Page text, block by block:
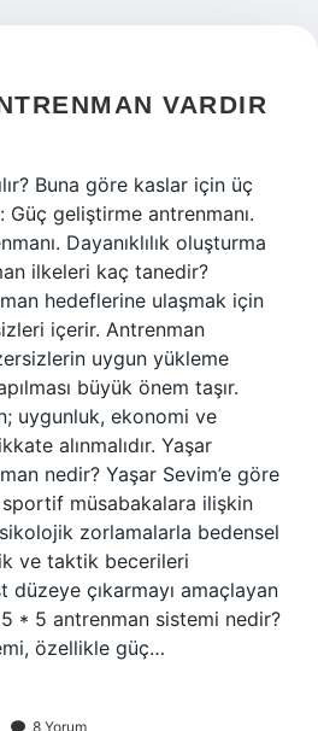
VARDIR
Buna göre kaslar için üç
Güç geliştirme antrenmanı.
Dayanıklılık oluşturma
ilkeleri kaç tanedir?
hedeflerine ulaşmak için
içerir. Antrenman
uygun yükleme
büyük önem taşır.
uygunluk, ekonomi ve
alınmalıdır. Yaşar
nedir? Yaşar Sevim’e göre
müsabakalara ilişkin
zorlamalarla bedensel
ve taktik becerileri
çıkarmayı amaçlayan
* 5 antrenman sistemi nedir?
özellikle güç…
8 Yorum